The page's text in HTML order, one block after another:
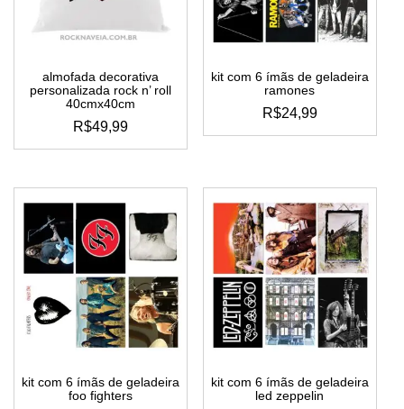
almofada decorativa
personalizada rock n’ roll
40cmx40cm
R$49,99
kit com 6 ímãs de geladeira
ramones
R$24,99
kit com 6 ímãs de geladeira
foo fighters
kit com 6 ímãs de geladeira
led zeppelin